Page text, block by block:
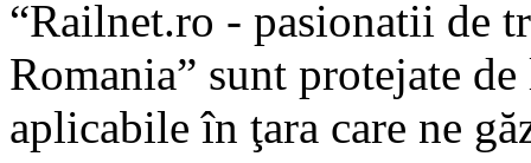
“Railnet.ro - pasionatii de
Romania” sunt protejate
aplicabile în ţara care ne